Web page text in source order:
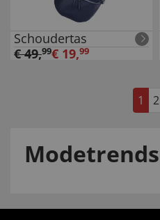
Schoudertas
€49,99€ 19,99
1 2
Modetrends